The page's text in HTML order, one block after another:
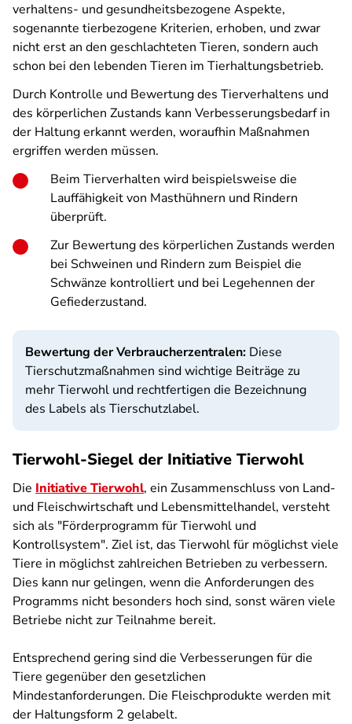
verhaltens- und gesundheitsbezogene Aspekte,
sogenannte tierbezogene Kriterien, erhoben, und zwar
nicht erst an den geschlachteten Tieren, sondern auch
schon bei den lebenden Tieren im Tierhaltungsbetrieb.
Durch Kontrolle und Bewertung des Tierverhaltens und
des körperlichen Zustands kann Verbesserungsbedarf in
der Haltung erkannt werden, woraufhin Maßnahmen
ergriffen werden müssen.
Beim Tierverhalten wird beispielsweise die
Lauffähigkeit von Masthühnern und Rindern
überprüft.
Zur Bewertung des körperlichen Zustands werden
bei Schweinen und Rindern zum Beispiel die
Schwänze kontrolliert und bei Legehennen der
Gefiederzustand.
Bewertung der Verbraucherzentralen: Diese
Tierschutzmaßnahmen sind wichtige Beiträge zu
mehr Tierwohl und rechtfertigen die Bezeichnung
des Labels als Tierschutzlabel.
Tierwohl-Siegel der Initiative Tierwohl
Die Initiative Tierwohl, ein Zusammenschluss von Land-
und Fleischwirtschaft und Lebensmittelhandel, versteht
sich als "Förderprogramm für Tierwohl und
Kontrollsystem". Ziel ist, das Tierwohl für möglichst viele
Tiere in möglichst zahlreichen Betrieben zu verbessern.
Dies kann nur gelingen, wenn die Anforderungen des
Programms nicht besonders hoch sind, sonst wären viele
Betriebe nicht zur Teilnahme bereit.
Entsprechend gering sind die Verbesserungen für die
Tiere gegenüber den gesetzlichen
Mindestanforderungen. Die Fleischprodukte werden mit
der Haltungsform 2 gelabelt.